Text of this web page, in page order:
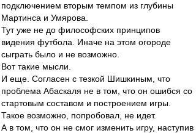
подключением вторым темпом из глубины
Мартинса и Умярова.
Тут уже не до философских принципов
видения футбола. Иначе на этом огороде
сыграть было и не возможно.
Вот такие мысли.
И еще. Согласен с тезкой Шишкиным, что
проблема Абаскаля не в том, что он ошибся со
стартовым составом и построением игры.
Такое возможно, попробовал, не идет.
А в том, что он не смог изменить игру, наступив